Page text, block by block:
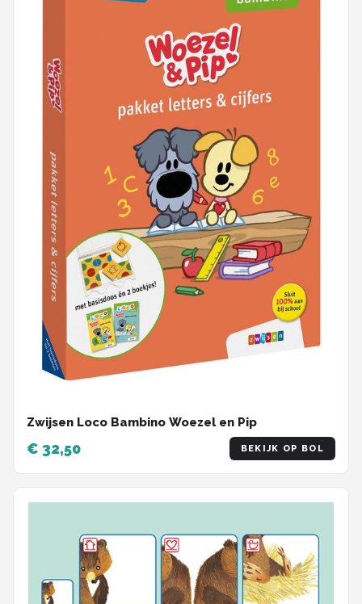
Zwijsen Loco Bambino Woezel en Pip
€ 32,50 BEKIJK OP BOL